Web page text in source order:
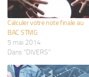
Calculer votre note finale au
BAC STMG
5 mai 2014
Dans "DIVERS"